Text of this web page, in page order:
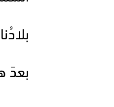
بعدَ